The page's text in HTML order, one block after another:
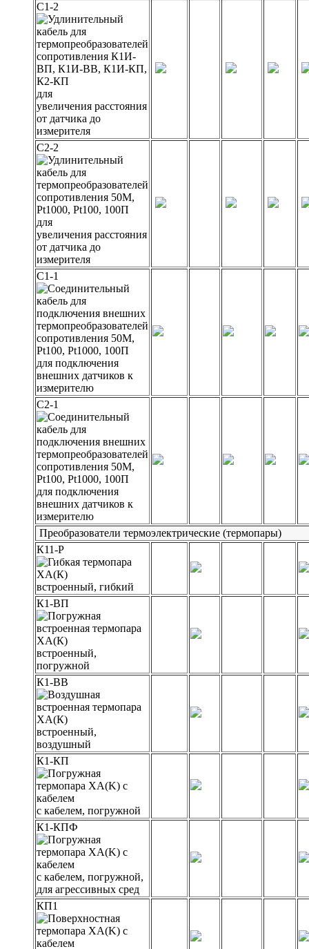
С1-2
для
увеличения расстояния
от датчика до
измерителя
С2-2
для
увеличения расстояния
от датчика до
измерителя
С1-1
для подключения
внешних датчиков к
измерителю
С2-1
для подключения
внешних датчиков к
измерителю
Преобразователи термоэлектрические (термопары)
К11-Р
встроенный, гибкий
К1-ВП
встроенный,
погружной
К1-ВВ
встроенный,
воздушный
К1-КП
с кабелем, погружной
К1-КПФ
с кабелем, погружной,
для агрессивных сред
КП1